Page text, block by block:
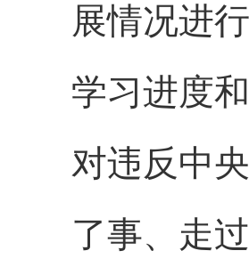
展情况进
学习进度
对违反中
了事、走